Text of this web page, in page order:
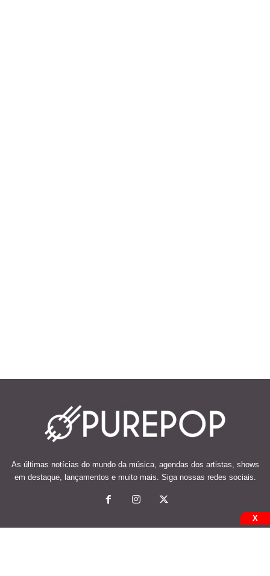
As últimas notícias do mundo da música, agendas dos artistas, shows
em destaque, lançamentos e muito mais. Siga nossas redes sociais.
X